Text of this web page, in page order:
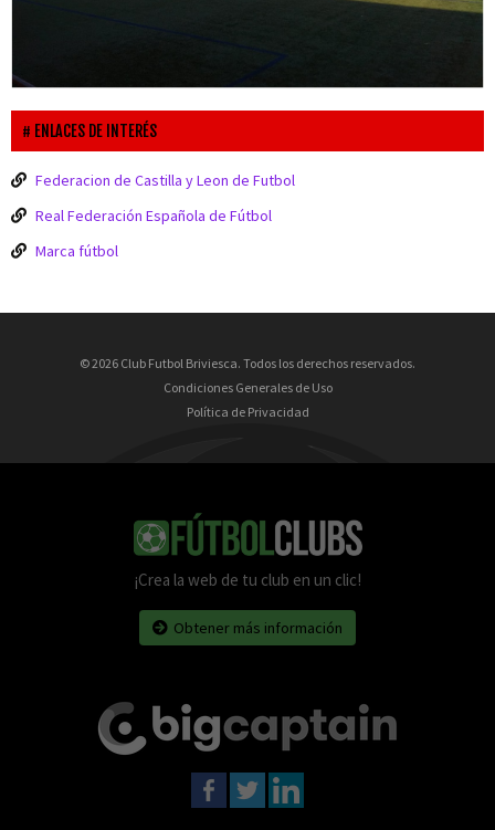
ENLACES DE INTERÉS
Federacion de Castilla y Leon de Futbol
Real Federación Española de Fútbol
Marca fútbol
© 2026 Club Futbol Briviesca. Todos los derechos reservados.
Condiciones Generales de Uso
Política de Privacidad
¡Crea la web de tu club en un clic!
Obtener más información